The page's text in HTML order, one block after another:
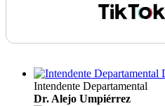
Intendente Departamental
Dr. Alejo Umpiérrez